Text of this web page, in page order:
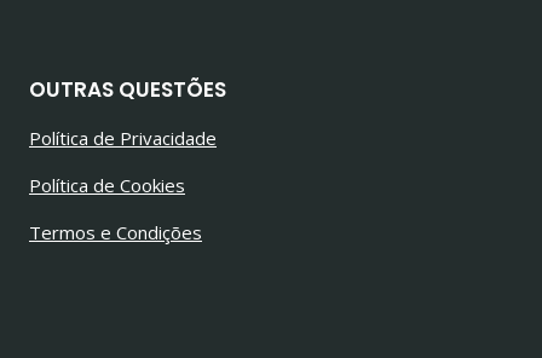
OUTRAS QUESTÕES
Política de Privacidade
Política de Cookies
Termos e Condições